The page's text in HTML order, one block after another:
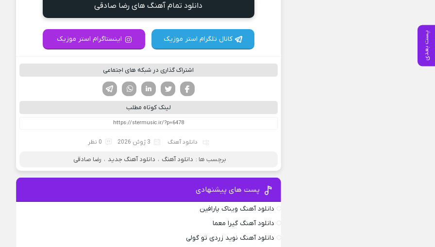
پست بعدی
دانلود تمام آهنگ های رضا صادقی
کانال تلگرام استر موزیک اینستاگرام استر موزیک
اشتراک گذاری در شبکه های اجتماعی
لینکدین تویتر
فیسوک
لینک کوتاه مطلب
دانلود آهنگ 3 ژوئن 2026 0 نظر
برچسب ها : دانلود آهنگ ، دانلود آهنگ جدید ، رضا صادقی
پست های پیشنهادی
دانلود آهنگ ویناک پارافین
دانلود آهنگ گیرا معما
دانلود آهنگ نوید زردی تو گولی